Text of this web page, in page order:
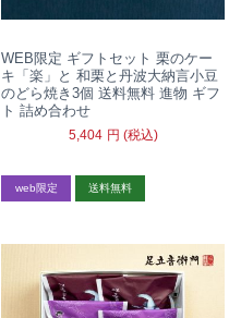
WEB限定 ギフトセット 栗のケー
キ「楽」と 和栗と丹波大納言小豆
のどら焼き3個 送料無料 進物 ギフ
ト 詰め合わせ
5,404 円 (税込)
web限定 送料無料